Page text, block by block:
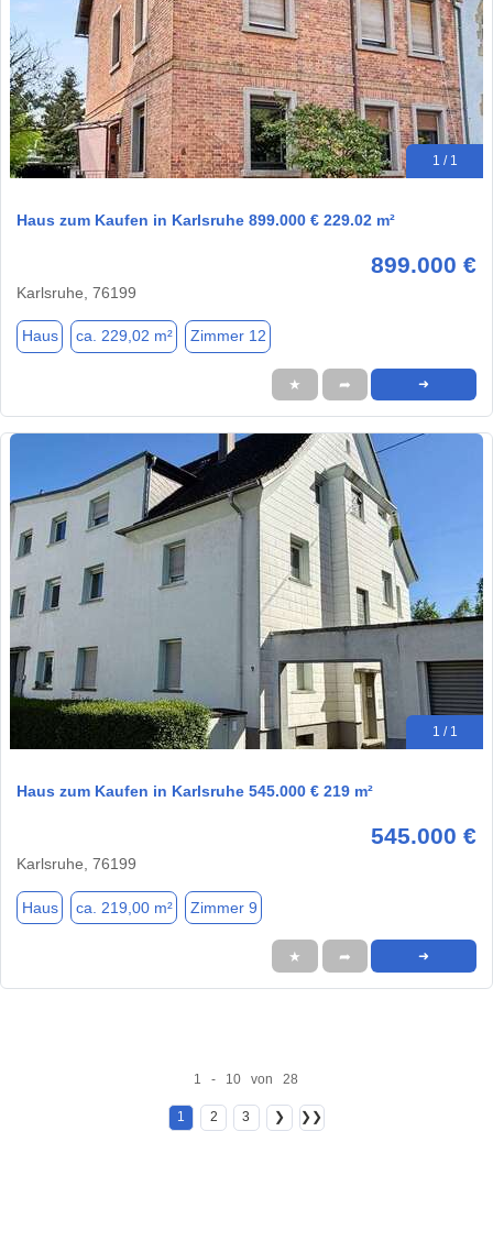
1 / 1
Haus zum Kaufen in Karlsruhe 899.000 € 229.02 m²
899.000 €
Karlsruhe, 76199
Haus ca. 229,02 m² Zimmer 12
★ ➦ ➜
1 / 1
Haus zum Kaufen in Karlsruhe 545.000 € 219 m²
545.000 €
Karlsruhe, 76199
Haus ca. 219,00 m² Zimmer 9
★ ➦ ➜
1 - 10 von 28
1 2 3 ❯ ❯❯